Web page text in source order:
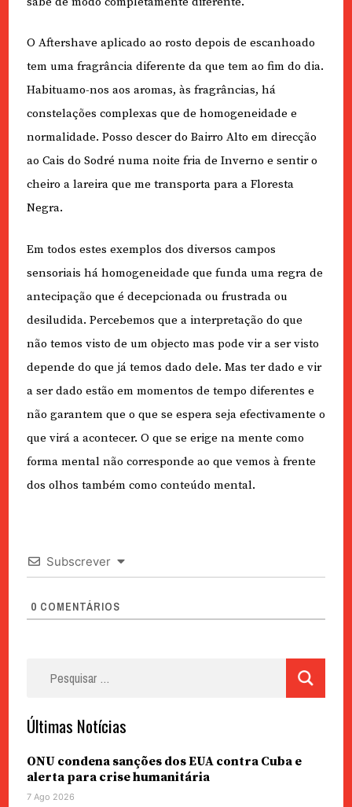
O Aftershave aplicado ao rosto depois de escanhoado
tem uma fragrância diferente da que tem ao fim do dia.
Habituamo-nos aos aromas, às fragrâncias, há
constelações complexas que de homogeneidade e
normalidade. Posso descer do Bairro Alto em direcção
ao Cais do Sodré numa noite fria de Inverno e sentir o
cheiro a lareira que me transporta para a Floresta
Negra.
Em todos estes exemplos dos diversos campos
sensoriais há homogeneidade que funda uma regra de
antecipação que é decepcionada ou frustrada ou
desiludida. Percebemos que a interpretação do que
não temos visto de um objecto mas pode vir a ser visto
depende do que já temos dado dele. Mas ter dado e vir
a ser dado estão em momentos de tempo diferentes e
não garantem que o que se espera seja efectivamente o
que virá a acontecer. O que se erige na mente como
forma mental não corresponde ao que vemos à frente
dos olhos também como conteúdo mental.
Subscrever
0 COMENTÁRIOS
Últimas Notícias
ONU condena sanções dos EUA contra Cuba e
alerta para crise humanitária
7 Ago 2026